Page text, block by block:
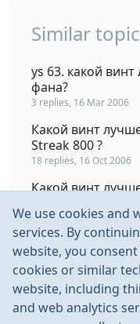
Similar
ys 63. какой
фана?
3 replies, 16 Mar 2006
Какой винт
Streak 800 ?
18 replies, 16 Oct 2006
Какой винт
Навскидку -
5 replies, 3 Jun 2011
Два варианта
16 replies, 14 Oct 2010
We use cookies and
services. By
website, you
cookies or similar
website, including
and web analytics